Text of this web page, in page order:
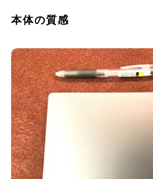
本体の質感